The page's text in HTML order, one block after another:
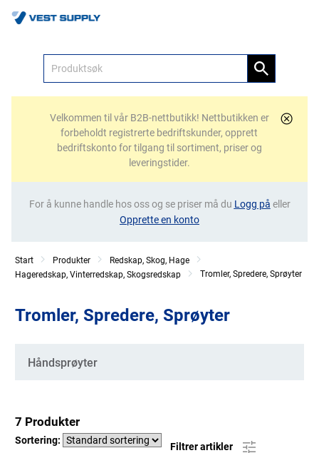
Velkommen til vår B2B-nettbutikk! Nettbutikken er
forbeholdt registrerte bedriftskunder, opprett
bedriftskonto for tilgang til sortiment, priser og
leveringstider.
For å kunne handle hos oss og se priser må du Logg på eller
Opprette en konto
Start Produkter
Redskap, Skog, Hage
Hageredskap, Vinterredskap, Skogsredskap
Tromler, Spredere, Sprøyter
Tromler, Spredere, Sprøyter
Kategorier
Håndsprøyter
7 Produkter
Sortering:
Filtrer artikler